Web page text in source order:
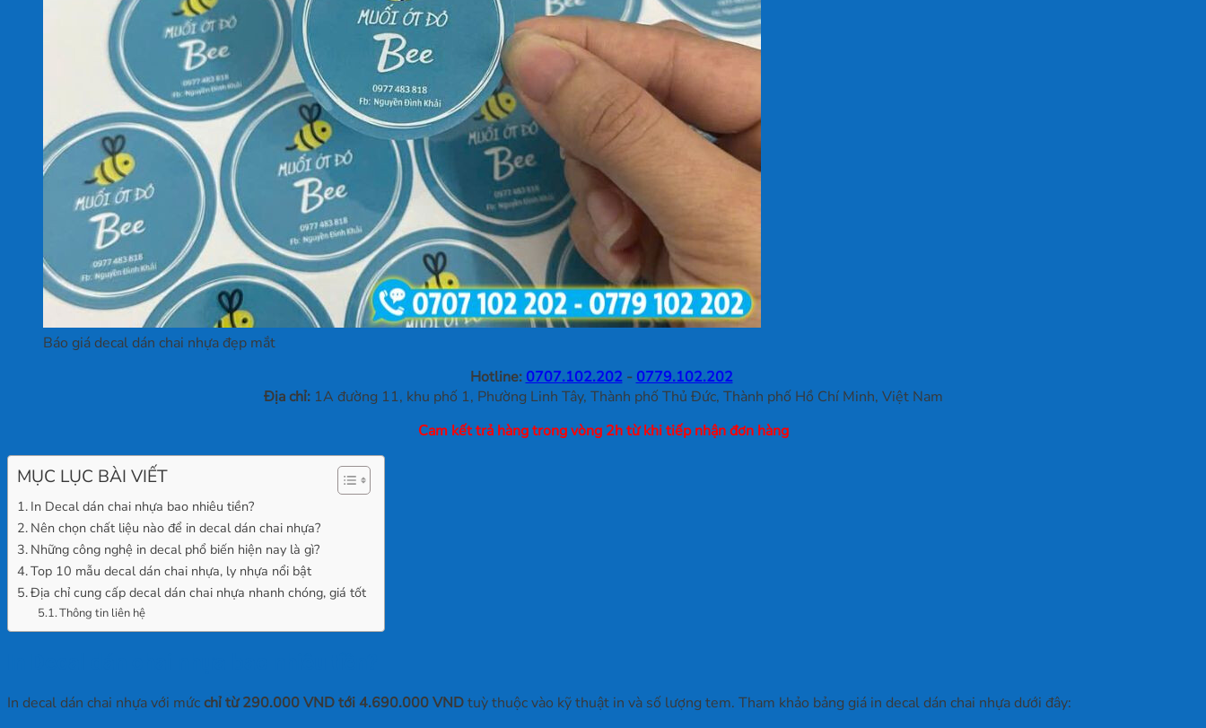
Báo giá decal dán chai nhựa đẹp mắt
Hotline: 0707.102.202- 0779.102.202
Địa chỉ:1A đường 11, khu phố 1, Phường Linh Tây, Thành phố Thủ Đức, Thành phố Hồ Chí Minh, Việt Nam
Cam kết trả hàng trong vòng 2h từ khi tiếp nhận đơn hàng
MỤC LỤC BÀI VIẾT
In Decal dán chai nhựa bao nhiêu tiền?
Nên chọn chất liệu nào để in decal dán chai nhựa?
Những công nghệ in decal phổ biến hiện nay là gì?
Top 10 mẫu decal dán chai nhựa, ly nhựa nổi bật
Địa chỉ cung cấp decal dán chai nhựa nhanh chóng, giá tốt
Thông tin liên hệ
In decal dán chai nhựa với mứcchỉtừ290.000 VND tới 4.690.000 VNDtuỳ thuộc vào kỹ thuật in và số lượng tem. Tham khảo bảng giá in decal dán chai nhựa dưới đây: